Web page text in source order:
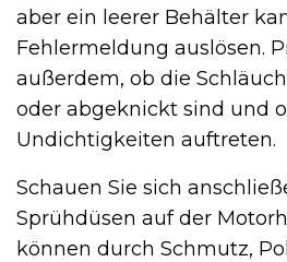
aber ein leerer Behälter
Fehlermeldung auslösen.
außerdem, ob die
oder abgeknickt sind und
Undichtigkeiten auftreten.
Schauen Sie sich
Sprühdüsen auf der
können durch Schmutz,